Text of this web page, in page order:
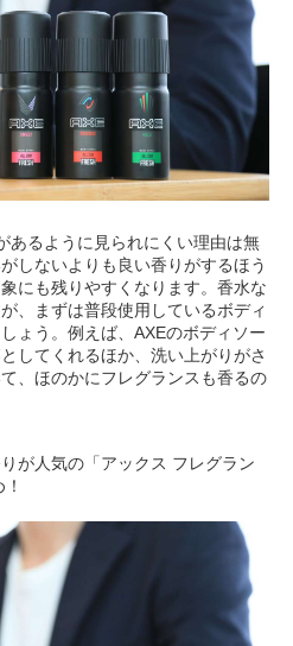
あるように見られにくい理由は無
しないよりも良い香りがするほう
にも残りやすくなります。香水な
、まずは普段使用しているボディ
ょう。例えば、AXEのボディソー
してくれるほか、洗い上がりがさ
、ほのかにフレグランスも香るの
が人気の「アックス フレグラン